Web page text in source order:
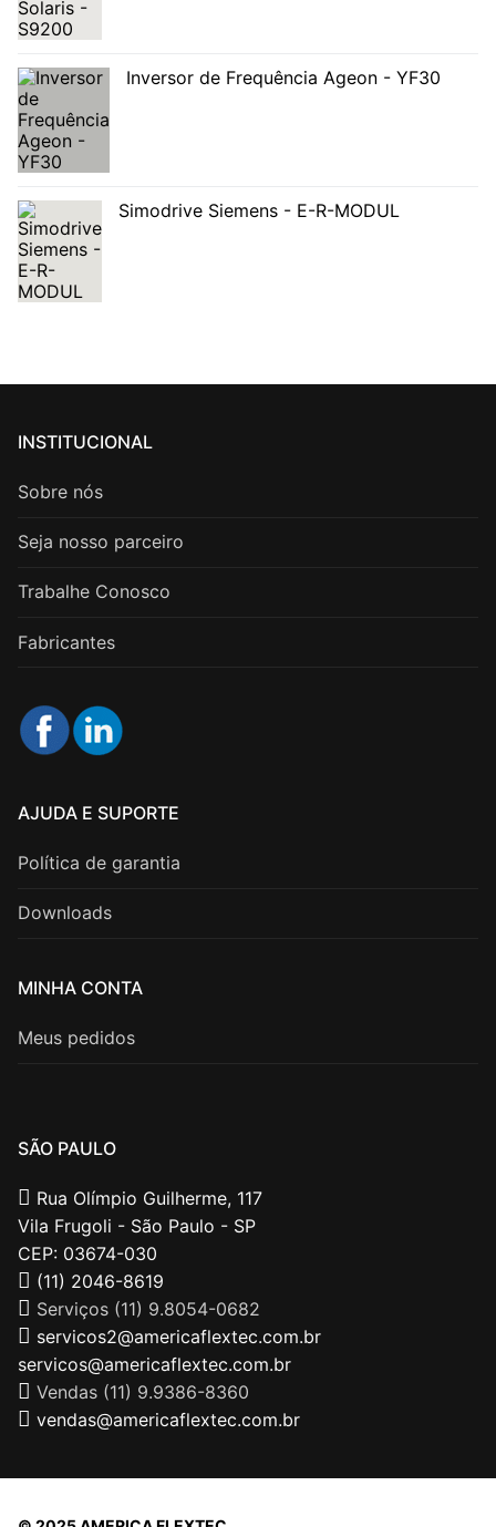
Inversor de Frequência Ageon - YF30
Simodrive Siemens - E-R-MODUL
INSTITUCIONAL
Sobre nós
Seja nosso parceiro
Trabalhe Conosco
Fabricantes
AJUDA E SUPORTE
Política de garantia
Downloads
MINHA CONTA
Meus pedidos
SÃO PAULO
Rua Olímpio Guilherme, 117
Vila Frugoli - São Paulo - SP
CEP: 03674-030
(11) 2046-8619
Serviços (11) 9.8054-0682
servicos2@americaflextec.com.br
servicos@americaflextec.com.br
Vendas (11) 9.9386-8360
vendas@americaflextec.com.br